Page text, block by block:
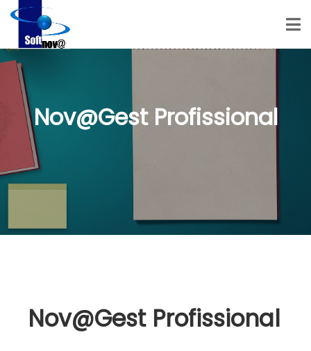
Nov@Gest Profissional
Nov@Gest Profissional